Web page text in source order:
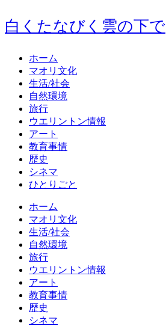
白くたなびく雲の下で
ホーム
マオリ文化
生活/社会
自然環境
旅行
ウエリントン情報
アート
教育事情
歴史
シネマ
ひとりごと
ホーム
マオリ文化
生活/社会
自然環境
旅行
ウエリントン情報
アート
教育事情
歴史
シネマ